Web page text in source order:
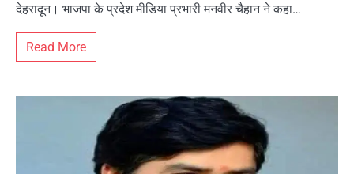
देहरादून। भाजपा के प्रदेश मीडिया प्रभारी मनवीर चैहान ने कहा…
Read More